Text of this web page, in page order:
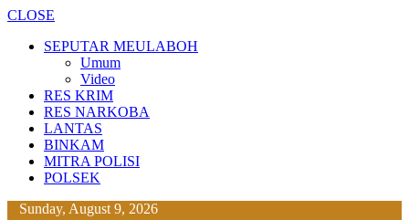
CLOSE
SEPUTAR MEULABOH
Umum
Video
RES KRIM
RES NARKOBA
LANTAS
BINKAM
MITRA POLISI
POLSEK
Sunday, August 9, 2026